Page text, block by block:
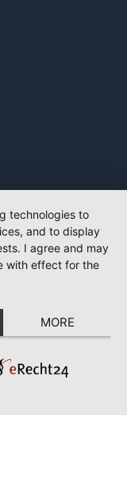
technologies to
and to display
I agree and may
with effect for the
MORE